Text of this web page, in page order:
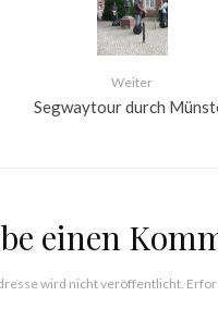
Weiter
Segwaytour durch
einen
wird nicht veröffentlicht.